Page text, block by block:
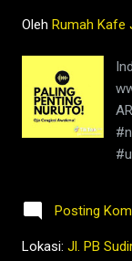
ati
Oleh Rumah Kafe
Posting
Lokasi: Jl. PB